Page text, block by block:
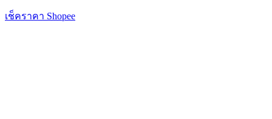
เช็คราคา Shopee